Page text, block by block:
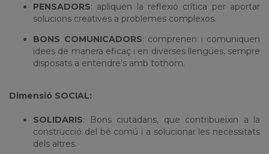
PENSADORS: apliquen la reflexió crítica per aportar
solucions creatives a problemes complexos.
BONS COMUNICADORS: comprenen i comuniquen
idees de manera eficaç i en diverses llengües, sempre
disposats a entendre’s amb tothom.
Dimensió SOCIAL:
SOLIDARIS: Bons ciutadans, que contribueixin a la
construcció del bé comú i a solucionar les necessitats
dels altres.